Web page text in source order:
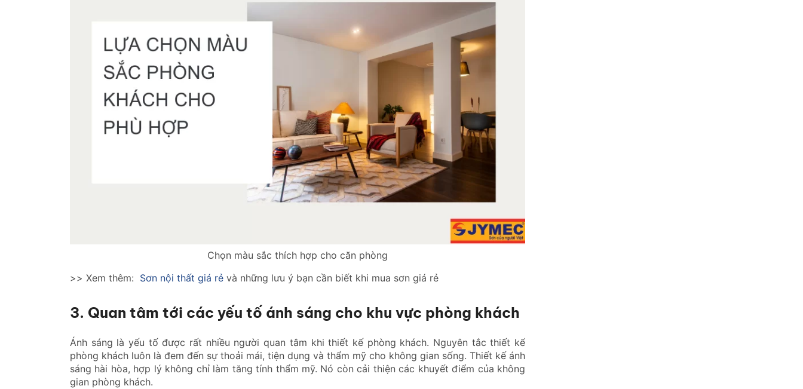
Chọn màu sắc thích hợp cho căn phòng
>> Xem thêm: Sơn nội thất giá rẻ và những lưu ý bạn cần biết khi mua sơn giá rẻ
3. Quan tâm tới các yếu tố ánh sáng cho khu vực phòng khách
Ánh sáng là yếu tố được rất nhiều người quan tâm khi thiết kế phòng khách. Nguyên tắc thiết kế
phòng khách luôn là đem đến sự thoải mái, tiện dụng và thẩm mỹ cho không gian sống. Thiết kế ánh
sáng hài hòa, hợp lý không chỉ làm tăng tính thẩm mỹ. Nó còn cải thiện các khuyết điểm của không
gian phòng khách.